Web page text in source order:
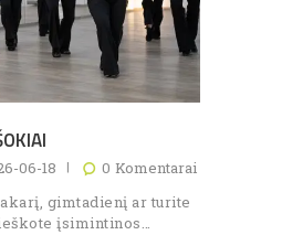
06-18 0 Komentarai
gimtadienį ar turite
įsimintinos…